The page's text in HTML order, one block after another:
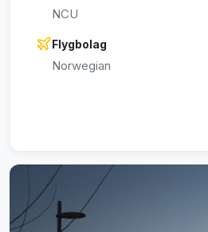
NCU
Flygbolag
Norwegian